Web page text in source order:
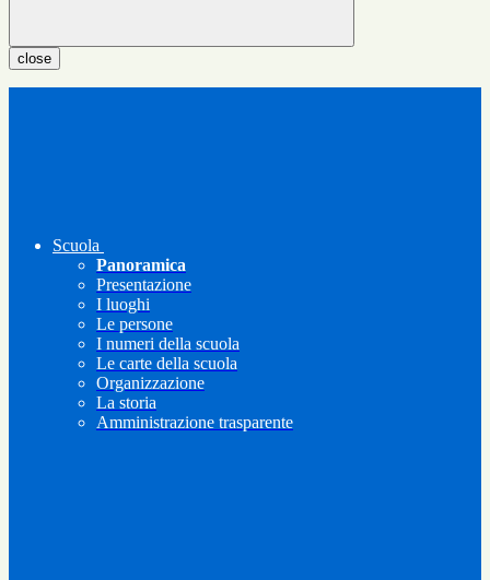
close
Scuola
Panoramica
Presentazione
I luoghi
Le persone
I numeri della scuola
Le carte della scuola
Organizzazione
La storia
Amministrazione trasparente